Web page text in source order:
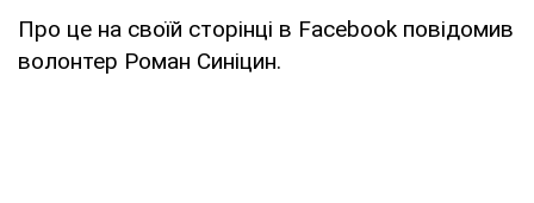
Про це на своїй сторінці в Facebook повідомив
волонтер Роман Синіцин.